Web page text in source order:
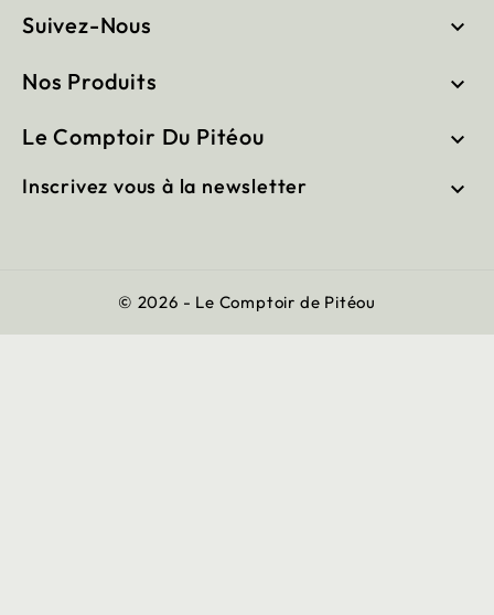
Suivez-Nous 
Nos Produits 
Le Comptoir Du Pitéou 
Inscrivez vous à la newsletter 
© 2026 - Le Comptoir de Pitéou